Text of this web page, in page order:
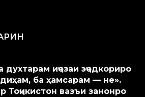
духтарам иҷозаи эҷодкориро
ба ҳамсарам — не».
Тоҷикистон вазъи занонро